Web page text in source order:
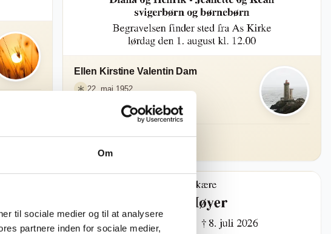
Om
til sociale medier og til at analysere
partnere inden for sociale medier,
Ellen Kirstine Valentin Dam
22. maj 1952